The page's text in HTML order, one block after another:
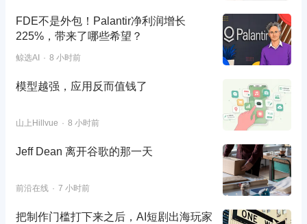
FDE不是外包！Palantir净利润增长
225%，带来了哪些希望？
鲸选AI 8 小时前
模型越强，应用反而值钱了
山上Hillvue 8 小时前
Jeff Dean 离开谷歌的那一天
前沿在线 7 小时前
把制作门槛打下来之后，AI短剧出海玩家